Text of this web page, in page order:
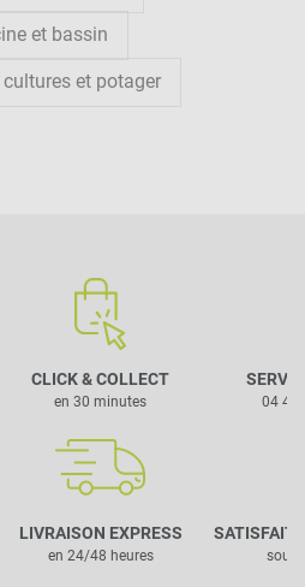
et bassin
cultures et potager
CLICK & COLLECT
en 30 minutes
LIVRAISON EXPRESS
en 24/48 heures
04 42
SATISFAIT
sous